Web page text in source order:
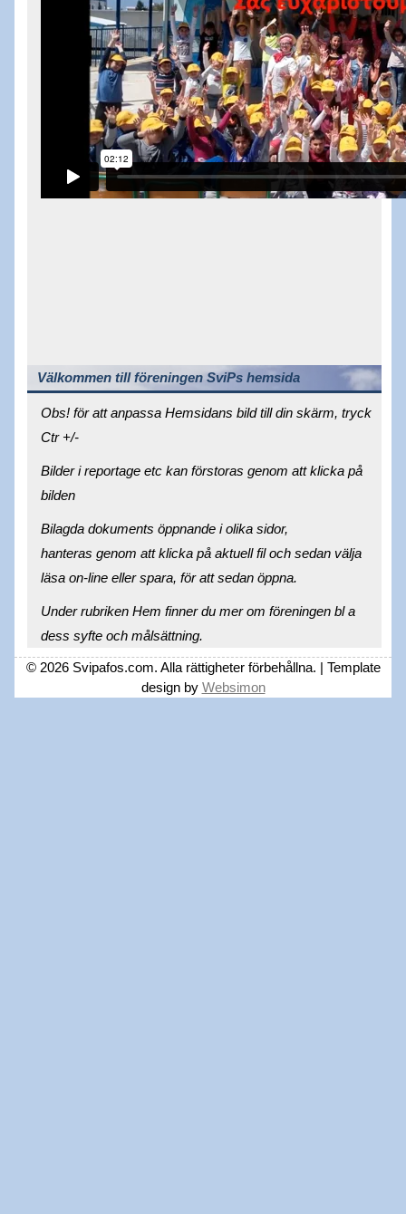
Välkommen till föreningen SviPs hemsida
Obs! för att anpassa Hemsidans bild till din skärm, tryck
Ctr +/-
Bilder i reportage etc kan förstoras genom att klicka på
bilden
Bilagda dokuments öppnande i olika sidor,
hanteras genom att klicka på aktuell fil och sedan välja
läsa on-line eller spara, för att sedan öppna.
Under rubriken Hem finner du mer om föreningen bl a
dess syfte och målsättning.
© 2026 Svipafos.com. Alla rättigheter förbehållna. | Template
design by Websimon